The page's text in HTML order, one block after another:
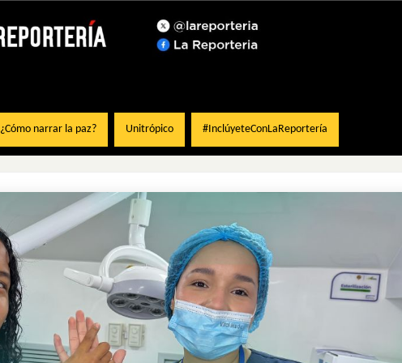
¿Cómo narrar la paz? Unitrópico #InclúyeteConLaReportería